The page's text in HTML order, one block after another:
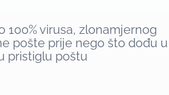
100% virusa, zlonamjernog
pošte prije nego što dođu u
pristiglu poštu